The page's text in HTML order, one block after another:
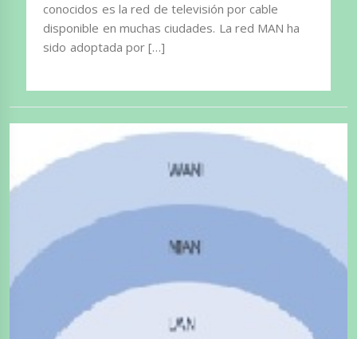
conocidos es la red de televisión por cable
disponible en muchas ciudades. La red MAN ha
sido adoptada por […]